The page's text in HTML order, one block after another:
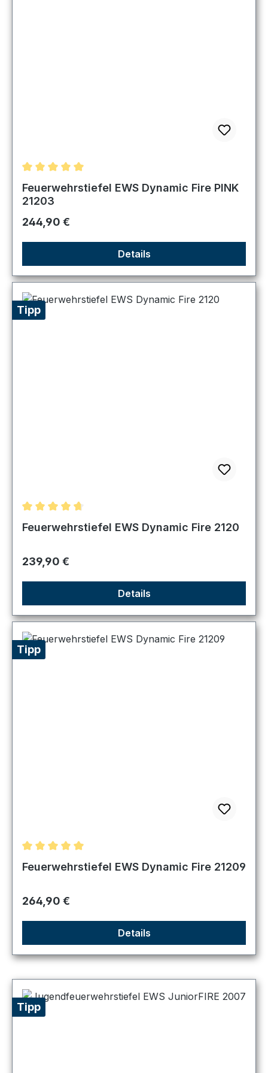
Durchschnittliche Bewertung von 5 von 5 Sternen
Feuerwehrstiefel EWS Dynamic Fire PINK
21203
Regulärer Preis:
244,90 €
Details
Tipp
Durchschnittliche Bewertung von 4.83 von 5 Sternen
Feuerwehrstiefel EWS Dynamic Fire 2120
Regulärer Preis:
239,90 €
Details
Tipp
Durchschnittliche Bewertung von 5 von 5 Sternen
Feuerwehrstiefel EWS Dynamic Fire 21209
Regulärer Preis:
264,90 €
Details
Tipp